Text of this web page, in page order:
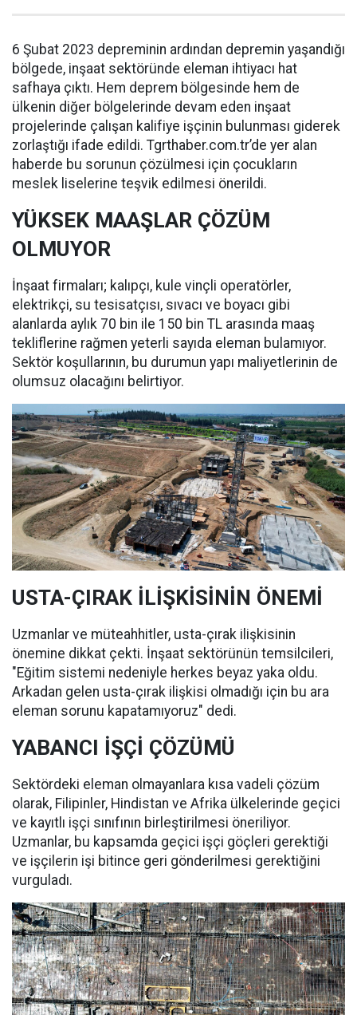
6 Şubat 2023 depreminin ardından depremin yaşandığı
bölgede, inşaat sektöründe eleman ihtiyacı hat
safhaya çıktı. Hem deprem bölgesinde hem de
ülkenin diğer bölgelerinde devam eden inşaat
projelerinde çalışan kalifiye işçinin bulunması giderek
zorlaştığı ifade edildi. Tgrthaber.com.tr’de yer alan
haberde bu sorunun çözülmesi için çocukların
meslek liselerine teşvik edilmesi önerildi.
YÜKSEK MAAŞLAR ÇÖZÜM
OLMUYOR
İnşaat firmaları; kalıpçı, kule vinçli operatörler,
elektrikçi, su tesisatçısı, sıvacı ve boyacı gibi
alanlarda aylık 70 bin ile 150 bin TL arasında maaş
tekliflerine rağmen yeterli sayıda eleman bulamıyor.
Sektör koşullarının, bu durumun yapı maliyetlerinin de
olumsuz olacağını belirtiyor.
USTA-ÇIRAK İLİŞKİSİNİN ÖNEMİ
Uzmanlar ve müteahhitler, usta-çırak ilişkisinin
önemine dikkat çekti. İnşaat sektörünün temsilcileri,
"Eğitim sistemi nedeniyle herkes beyaz yaka oldu.
Arkadan gelen usta-çırak ilişkisi olmadığı için bu ara
eleman sorunu kapatamıyoruz" dedi.
YABANCI İŞÇİ ÇÖZÜMÜ
Sektördeki eleman olmayanlara kısa vadeli çözüm
olarak, Filipinler, Hindistan ve Afrika ülkelerinde geçici
ve kayıtlı işçi sınıfının birleştirilmesi öneriliyor.
Uzmanlar, bu kapsamda geçici işçi göçleri gerektiği
ve işçilerin işi bitince geri gönderilmesi gerektiğini
vurguladı.